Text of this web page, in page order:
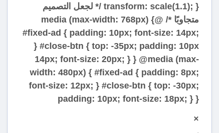
transform: scale(1.1); } /* لجعل التصميم
متجاوبًا */ @media (max-width: 768px) {
#fixed-ad { padding: 10px; font-size: 14px;
} #close-btn { top: -35px; padding: 10px
14px; font-size: 20px; } } @media (max-
width: 480px) { #fixed-ad { padding: 8px;
font-size: 12px; } #close-btn { top: -30px;
padding: 10px; font-size: 18px; } }
×